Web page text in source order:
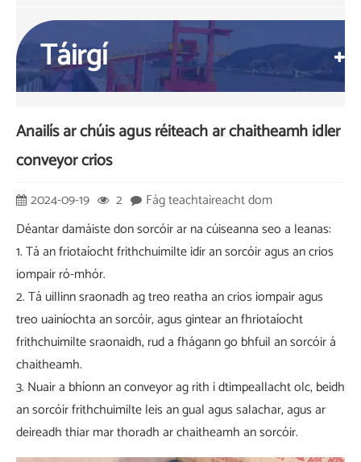
Táirgí
Anailís ar chúis agus réiteach ar chaitheamh idler
conveyor crios
2024-09-19 2
Fág teachtaireacht dom
Déantar damáiste don sorcóir ar na cúiseanna seo a leanas:
1. Tá an friotaíocht frithchuimilte idir an sorcóir agus an crios
iompair ró-mhór.
2. Tá uillinn sraonadh ag treo reatha an crios iompair agus
treo uainíochta an sorcóir, agus gintear an fhriotaíocht
frithchuimilte sraonaidh, rud a fhágann go bhfuil an sorcóir á
chaitheamh.
3. Nuair a bhíonn an conveyor ag rith i dtimpeallacht olc, beidh
an sorcóir frithchuimilte leis an gual agus salachar, agus ar
deireadh thiar mar thoradh ar chaitheamh an sorcóir.